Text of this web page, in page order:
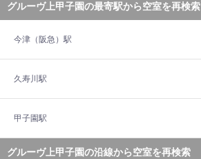
グルーヴ上甲子園の最寄駅から空室を再検索
今津（阪急）駅
久寿川駅
甲子園駅
グルーヴ上甲子園の沿線から空室を再検索